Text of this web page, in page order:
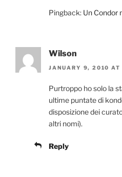
Pingback: Un Condor
Wilson
JANUARY 9, 2010 AT
Purtroppo ho solo la
ultime puntate di
disposizione dei
altri nomi).
Reply